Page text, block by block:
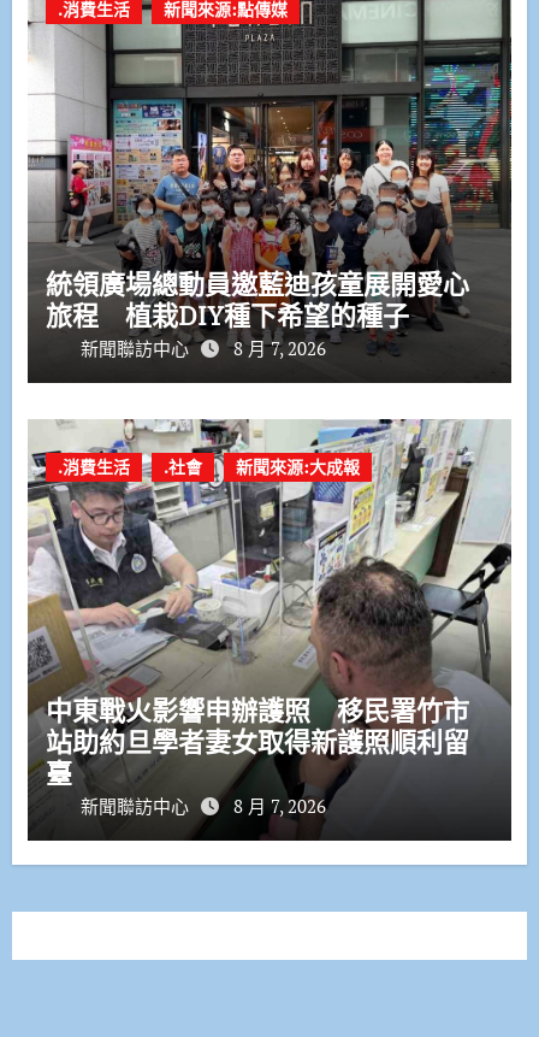
.消費生活 新聞來源:點傳媒
統領廣場總動員邀藍迪孩童展開愛心
旅程 植栽DIY種下希望的種子
新聞聯訪中心 8 月 7, 2026
.消費生活 .社會 新聞來源:大成報
中東戰火影響申辦護照 移民署竹市
站助約旦學者妻女取得新護照順利留
臺
新聞聯訪中心 8 月 7, 2026